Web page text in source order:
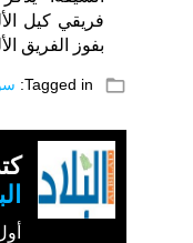
فريقي كيل
بفوز الفريق
folder_open
Tagged in: